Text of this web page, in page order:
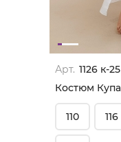
Арт. 1126 к-25
110 116